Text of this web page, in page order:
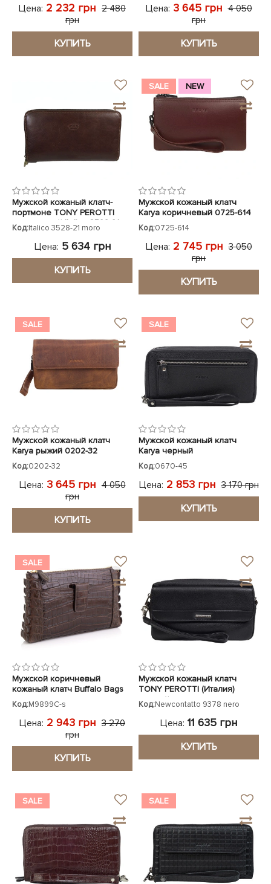
Цена: 2 232 грн 2 480
грн
КУПИТЬ
Цена: 3 645 грн 4 050
грн
КУПИТЬ
Мужской кожаный клатч-
портмоне TONY PEROTTI
коричневый Italico 3528-21
moro
Код:Italico 3528-21 moro
Цена: 5 634 грн
КУПИТЬ
SALE NEW
Мужской кожаный клатч
Karya коричневый 0725-614
Код:0725-614
Цена: 2 745 грн 3 050
грн
КУПИТЬ
SALE
Мужской кожаный клатч
Karya рыжий 0202-32
Код:0202-32
Цена: 3 645 грн 4 050
грн
КУПИТЬ
SALE
Мужской кожаный клатч
Karya черный
Код:0670-45
Цена: 2 853 грн 3 170 грн
КУПИТЬ
SALE
Мужской коричневый
кожаный клатч Buffalo Bags
под крокодила
Код:M9899C-s
Цена: 2 943 грн 3 270
грн
КУПИТЬ
Мужской кожаный клатч
TONY PEROTTI (Италия)
черный
Код:Newcontatto 9378 nero
Цена: 11 635 грн
КУПИТЬ
SALE SALE